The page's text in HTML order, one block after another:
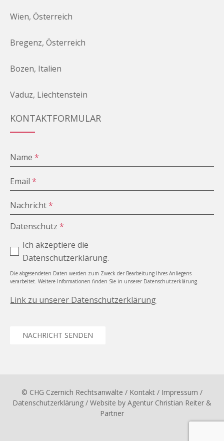
Wien, Österreich
Bregenz, Österreich
Bozen, Italien
Vaduz, Liechtenstein
KONTAKTFORMULAR
Name*
Email*
Nachricht*
Datenschutz*
Ich akzeptiere die
Datenschutzerklärung.
Die abgesendeten Daten werden zum Zweck der Bearbeitung Ihres Anliegens
verarbeitet. Weitere Informationen finden Sie in unserer Datenschutzerklärung.
Link zu unserer Datenschutzerklärung
NACHRICHT SENDEN
© CHG Czernich Rechtsanwälte / Kontakt / Impressum /
Datenschutzerklärung / Website by Agentur Christian Reiter &
Partner